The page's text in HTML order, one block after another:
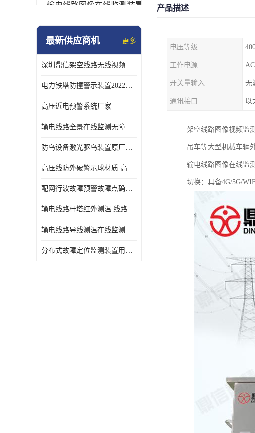
输电线路图像在线监测装置
最新供应商机 更多
深圳鼎信架空线路无线视频监测系统DX-WPS100-SP各地通用
电力铁塔防撞警示装置2022新报价
高压近电预警系统厂家
输电线路全景在线监测无障碍查看在运线路隐患
防鸟设备激光驱鸟装置原厂供应
高压线防外破警示球材质 高压警示球库存
配网行波故障预警故障点确定装置鼎信厂家材质特性
输电线路杆塔红外测温 线路测温系统参数介绍
输电线路导线测温在线监测装置使用说明 导线温度监测系统
分布式故障定位监测装置用途 线路在线故障定位装置
产品描述
电压等级
工作电源
开关量输入 无
通讯接口 以
架空线路图像视频监
吊车等大型机械车辆
输电线路图像在线监
切换：具备4G/5G/